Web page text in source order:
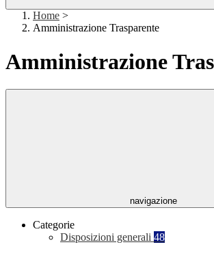
Home >
Amministrazione Trasparente
Amministrazione
navigazione
Categorie
Disposizioni generali 48